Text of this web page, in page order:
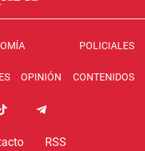
POLICIALES
OPINIÓN CONTENIDOS
RSS